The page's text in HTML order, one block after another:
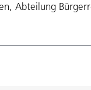
Abteilung